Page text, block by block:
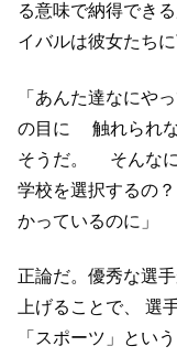
る意味で納得でき
イバルは彼女たち
「あんた達なにや
の目に
触れられな
そうだ。
そんなに
学校を選択するの？
かっているのに」
正論だ。優秀な選
上げることで、
選
「スポーツ」とい